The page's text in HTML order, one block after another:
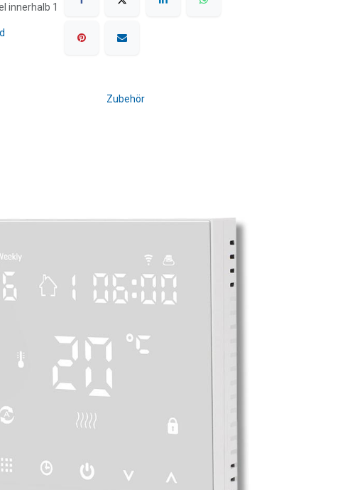
innerhalb 1
Zubehör